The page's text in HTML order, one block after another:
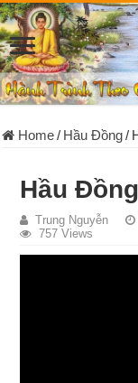
Home/ Hầu Đồng/
Hầu
Trung Nguyễn
757 Views